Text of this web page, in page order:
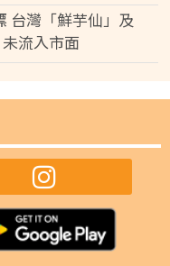
台灣「鮮芋仙」及
流入市面